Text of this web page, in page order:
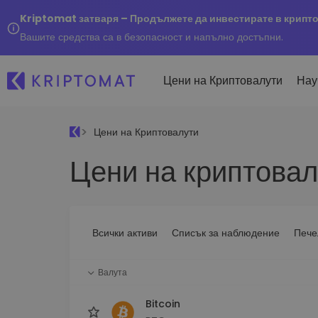
Kriptomat затваря – Продължете да инвестирате в
Вашите средства са в безопасност и напълно достъпни.
Цени на Криптовалути
Всички цени
Над 300+ криптовалути
инвестиране
Купуване и
криптовалута
Над 1 000 опции за
Цени на Криптовалути
Цени на
Всички активи Списък за наблюдение
Валута
Bitcoin